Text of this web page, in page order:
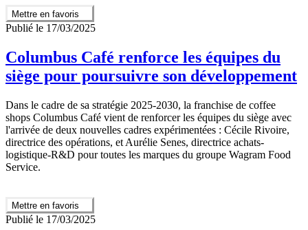
Mettre en favoris
Publié le 17/03/2025
Columbus Café renforce les équipes du
siège pour poursuivre son développement
Dans le cadre de sa stratégie 2025-2030, la franchise de coffee
shops Columbus Café vient de renforcer les équipes du siège avec
l'arrivée de deux nouvelles cadres expérimentées : Cécile Rivoire,
directrice des opérations, et Aurélie Senes, directrice achats-
logistique-R&D pour toutes les marques du groupe Wagram Food
Service.
Mettre en favoris
Publié le 17/03/2025